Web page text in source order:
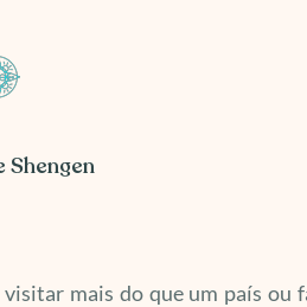
Shengen
mais do que um país ou